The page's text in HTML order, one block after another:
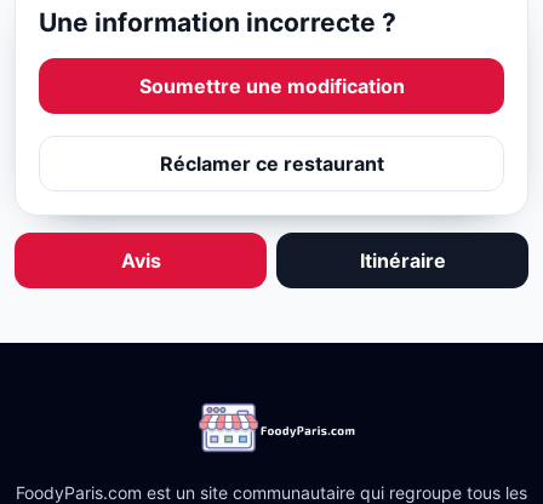
Une information incorrecte ?
Soumettre une modification
Réclamer ce restaurant
Avis Itinéraire
FoodyParis.com est un site communautaire qui regroupe tous les